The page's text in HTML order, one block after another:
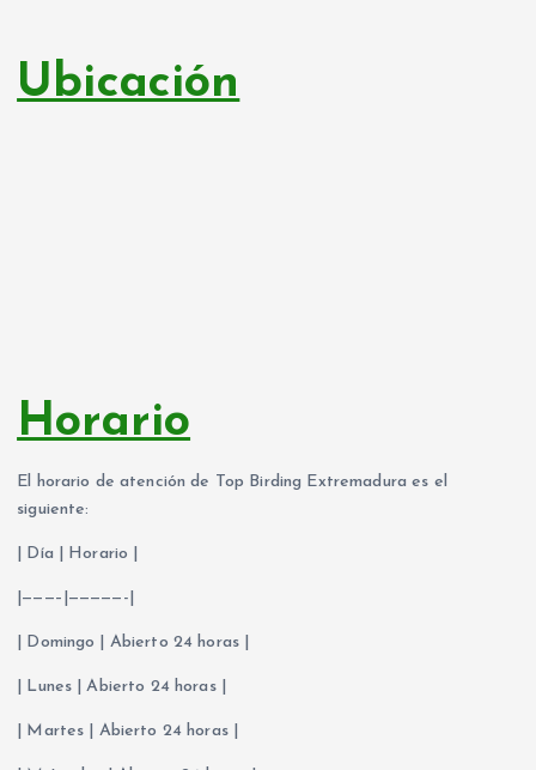
Ubicación
Horario
El horario de atención de Top Birding Extremadura es el
siguiente:
| Día | Horario |
|———–|—————-|
| Domingo | Abierto 24 horas |
| Lunes | Abierto 24 horas |
| Martes | Abierto 24 horas |